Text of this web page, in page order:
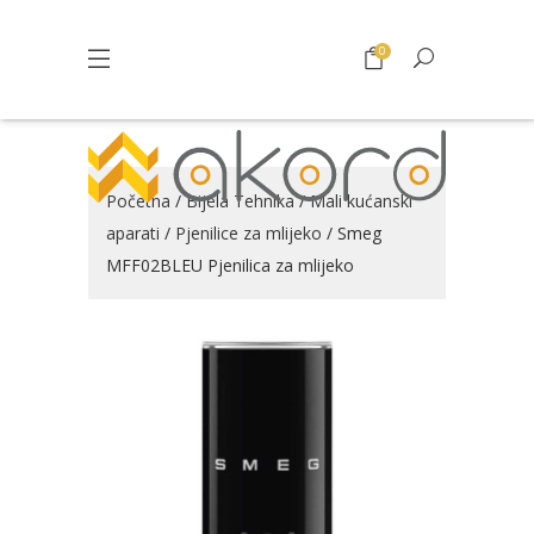
0
Početna /Bijela Tehnika/Mali kućanski
aparati / Pjenilice za mlijeko / Smeg
MFF02BLEU Pjenilica za mlijeko